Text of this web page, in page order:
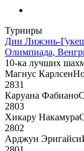
Турниры
Дин Лижэнь-
Олимпиада,
10-ка лучших
Магнус Карлсен
2831
Каруана Фабиано
2803
Хикару Накамура
2802
Арджун Эригайси